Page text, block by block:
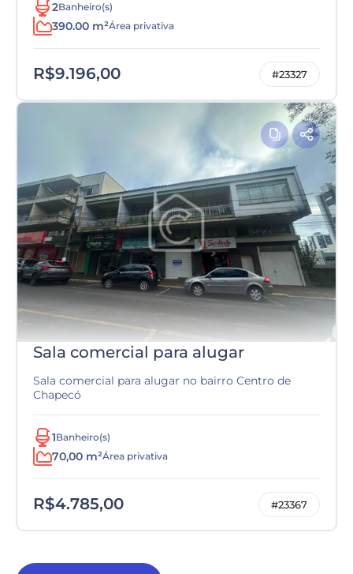
2Banheiro(s)
390.00 m²Área privativa
R$9.196,00 #23327
Sala comercial para alugar
Sala comercial para alugar no bairro Centro de
Chapecó
1Banheiro(s)
70,00 m²Área privativa
R$4.785,00 #23367